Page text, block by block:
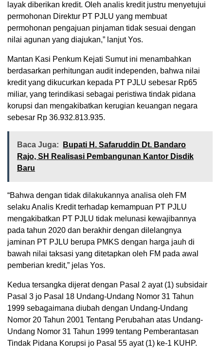
layak diberikan kredit. Oleh analis kredit justru menyetujui
permohonan Direktur PT PJLU yang membuat
permohonan pengajuan pinjaman tidak sesuai dengan
nilai agunan yang diajukan,” lanjut Yos.
Mantan Kasi Penkum Kejati Sumut ini menambahkan
berdasarkan perhitungan audit independen, bahwa nilai
kredit yang dikucurkan kepada PT PJLU sebesar Rp65
miliar, yang terindikasi sebagai peristiwa tindak pidana
korupsi dan mengakibatkan kerugian keuangan negara
sebesar Rp 36.932.813.935.
Baca Juga:
Bupati H. Safaruddin Dt. Bandaro
Rajo, SH Realisasi Pembangunan Kantor Disdik
Baru
“Bahwa dengan tidak dilakukannya analisa oleh FM
selaku Analis Kredit terhadap kemampuan PT PJLU
mengakibatkan PT PJLU tidak melunasi kewajibannya
pada tahun 2020 dan berakhir dengan dilelangnya
jaminan PT PJLU berupa PMKS dengan harga jauh di
bawah nilai taksasi yang ditetapkan oleh FM pada awal
pemberian kredit,” jelas Yos.
Kedua tersangka dijerat dengan Pasal 2 ayat (1) subsidair
Pasal 3 jo Pasal 18 Undang-Undang Nomor 31 Tahun
1999 sebagaimana diubah dengan Undang-Undang
Nomor 20 Tahun 2001 Tentang Perubahan atas Undang-
Undang Nomor 31 Tahun 1999 tentang Pemberantasan
Tindak Pidana Korupsi jo Pasal 55 ayat (1) ke-1 KUHP.